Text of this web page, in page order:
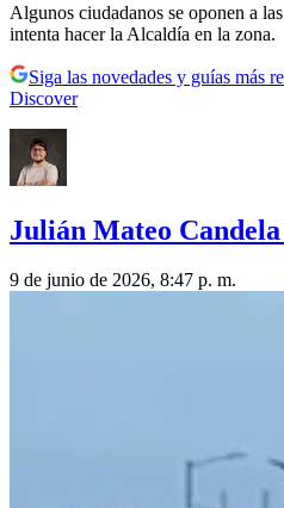
Algunos ciudadanos se oponen a
intenta hacer la Alcaldía en la zona.
Siga las novedades y guías más
Discover
Julián Mateo Candela
9 de junio de 2026, 8:47 p. m.